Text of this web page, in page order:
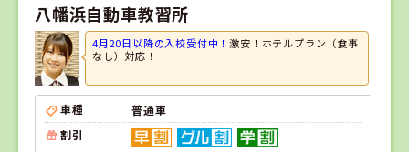
八幡浜自動車教習所
4月20日以降の入校受付中！激安！ホテルプラン（食事
なし）対応！
車種
普通車
割引